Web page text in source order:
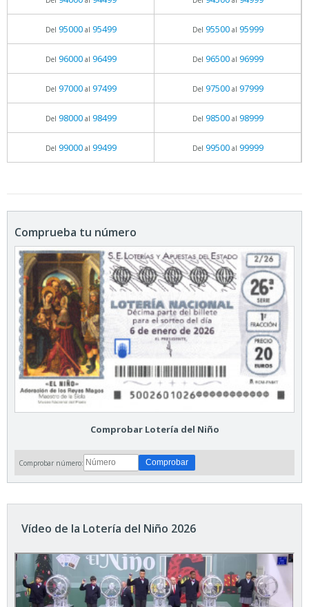
Del 95000al 95499 Del 95500al 95999
Del 96000al 96499 Del 96500al 96999
Del 97000al 97499 Del 97500al 97999
Del 98000al 98499 Del 98500al 98999
Del 99000al 99499 Del 99500al 99999
Comprueba tu número
Comprobar Lotería del Niño
Comprobar número:
Vídeo de la Lotería del Niño 2026